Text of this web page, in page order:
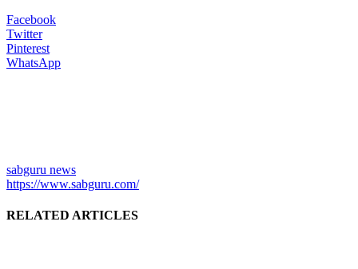
Facebook
Twitter
Pinterest
WhatsApp
sabguru news
https://www.sabguru.com/
RELATED ARTICLES